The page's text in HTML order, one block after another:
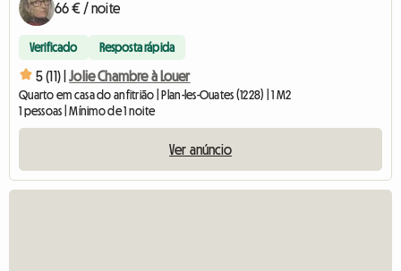
66 € / noite
Verificado Resposta rápida
5 (11) | Jolie Chambre à Louer
Quarto em casa do anfitrião | Plan-les-Ouates (1228) | 1 M2
1 pessoas | Mínimo de 1 noite
Ver anúncio